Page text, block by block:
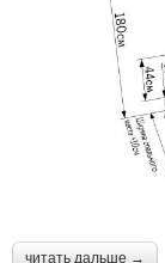
читать дальше →